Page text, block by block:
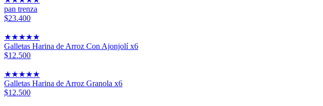
pan trenza
$23.400
★★★★★
Galletas Harina de Arroz Con Ajonjolí x6
$12.500
★★★★★
Galletas Harina de Arroz Granola x6
$12.500